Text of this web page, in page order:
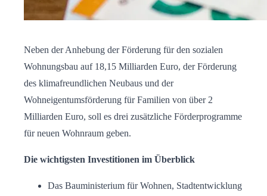
Neben der Anhebung der Förderung für den sozialen
Wohnungsbau auf 18,15 Milliarden Euro, der Förderung
des klimafreundlichen Neubaus und der
Wohneigentumsförderung für Familien von über 2
Milliarden Euro, soll es drei zusätzliche Förderprogramme
für neuen Wohnraum geben.
Die wichtigsten Investitionen im Überblick
Das Bauministerium für Wohnen, Stadtentwicklung